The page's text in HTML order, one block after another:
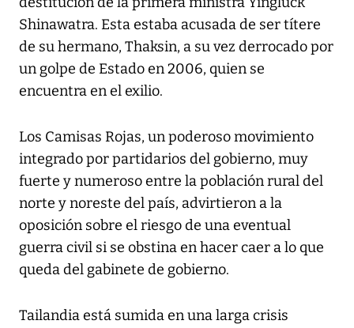
Shinawatra. Esta estaba acusada de ser títere
de su hermano, Thaksin, a su vez derrocado por
un golpe de Estado en 2006, quien se
encuentra en el exilio.
Los Camisas Rojas, un poderoso movimiento
integrado por partidarios del gobierno, muy
fuerte y numeroso entre la población rural del
norte y noreste del país, advirtieron a la
oposición sobre el riesgo de una eventual
guerra civil si se obstina en hacer caer a lo que
queda del gabinete de gobierno.
Tailandia está sumida en una larga crisis